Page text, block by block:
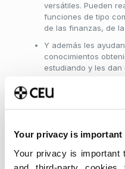
Your privacy is important
Your privacy is important
versátiles. Pueden
funciones de tipo
de las finanzas, de
Y además les
conocimientos
estudiando y les dan
Para que un estudiante
entidad pública o privada
firma de un Convenio
San Pablo tiene firmados
para que sus alumnos
ellas lo requieran.